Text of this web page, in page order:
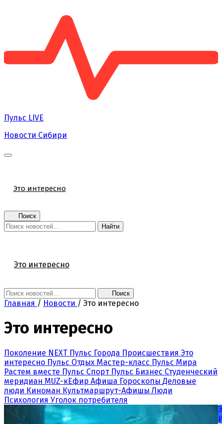
Пульс LIVE
Новости Сибири
Это интересно
Поиск
Найти
Это интересно
Поиск
Главная / Новости / Это интересно
Это интересно
Поколение NEXT Пульс Города Происшествия Это
интересно Пульс Отдых Мастер-класс Пульс Мира
Растем вместе Пульс Спорт Пульс Бизнес Студенческий
меридиан MUZ-кЕфир Афиша Гороскопы Деловые
люди Киноман Культмаршрут-Афишы Люди
Психология Уголок потребителя